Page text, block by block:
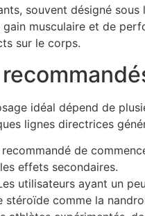
souvent désigné
musculaire et de
sur le corps.
idéal dépend de
lignes directrices
de
effets secondaires.
utilisateurs ayant un
stéroïde comme la